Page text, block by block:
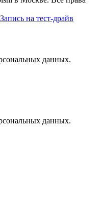
Запись на тест-драйв
данных.
данных.